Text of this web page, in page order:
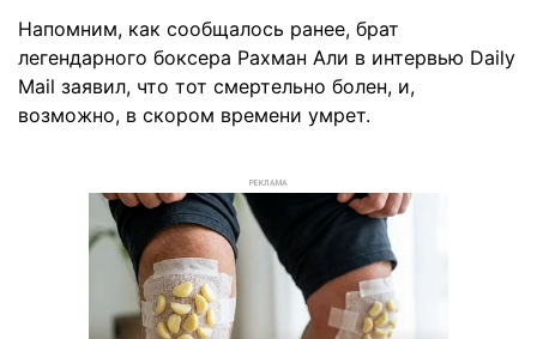
Напомним, как сообщалось ранее, брат
легендарного боксера Рахман Али в интервью Daily
Mail заявил, что тот смертельно болен, и,
возможно, в скором времени умрет.
РЕКЛАМА